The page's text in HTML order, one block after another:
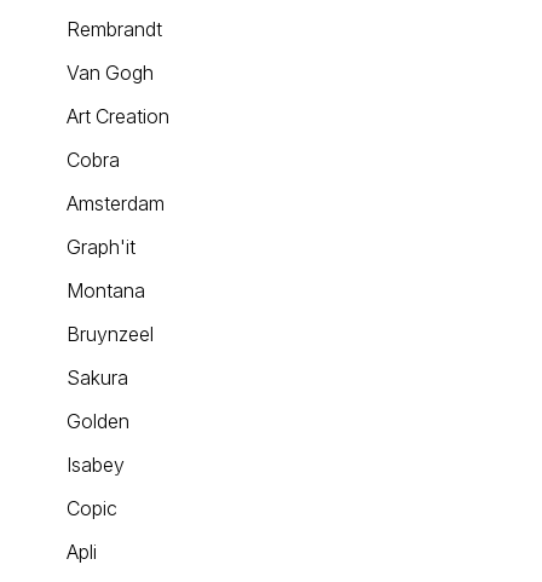
Rembrandt
Van Gogh
Art Creation
Cobra
Amsterdam
Graph'it
Montana
Bruynzeel
Sakura
Golden
Isabey
Copic
Apli